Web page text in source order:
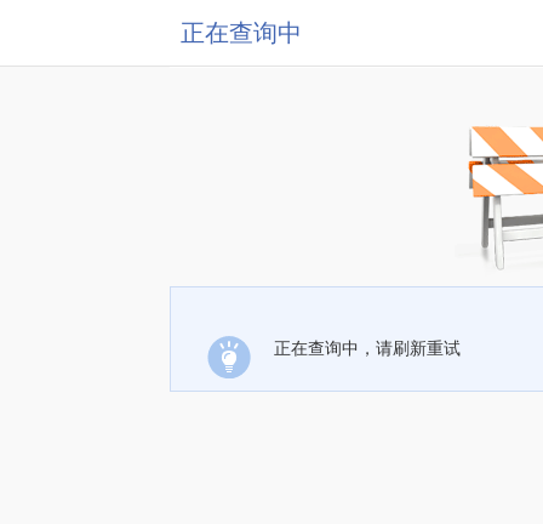
正在查询中
正在查询中，请刷新重试